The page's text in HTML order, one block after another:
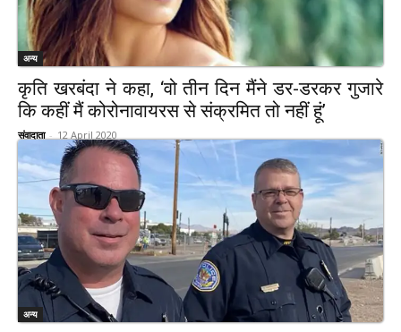
अन्य
कृति खरबंदा ने कहा, ‘वो तीन दिन मैंने डर-डरकर गुजारे
कि कहीं मैं कोरोनावायरस से संक्रमित तो नहीं हूं’
संवादाता - 12 April 2020
अन्य